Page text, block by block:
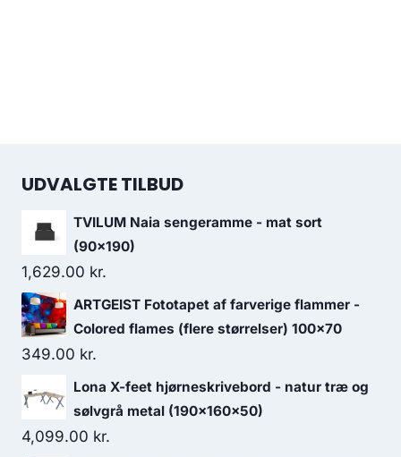
UDVALGTE TILBUD
TVILUM Naia sengeramme - mat sort
(90x190)
1,629.00 kr.
ARTGEIST Fototapet af farverige flammer -
Colored flames (flere størrelser) 100x70
349.00 kr.
Lona X-feet hjørneskrivebord - natur træ og
sølvgrå metal (190x160x50)
4,099.00 kr.